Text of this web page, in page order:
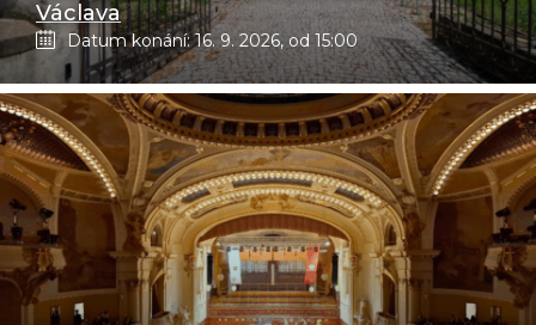
Václava
Datum konání: 16. 9. 2026, od 15:00